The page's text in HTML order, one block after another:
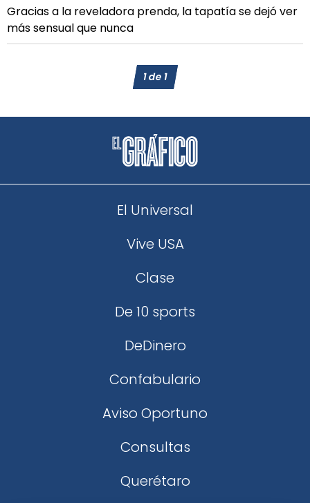
Gracias a la reveladora prenda, la tapatía se dejó ver
más sensual que nunca
1de1
El Universal
Vive USA
Clase
De 10 sports
DeDinero
Confabulario
Aviso Oportuno
Consultas
Querétaro